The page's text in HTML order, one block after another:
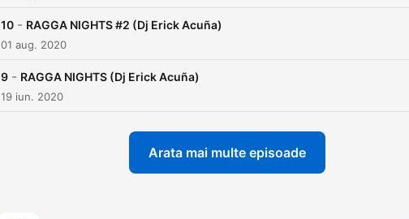
10 - RAGGA NIGHTS #2 (Dj Erick Acuña)
01 aug. 2020
9 - RAGGA NIGHTS (Dj Erick Acuña)
19 iun. 2020
Arata mai multe episoade